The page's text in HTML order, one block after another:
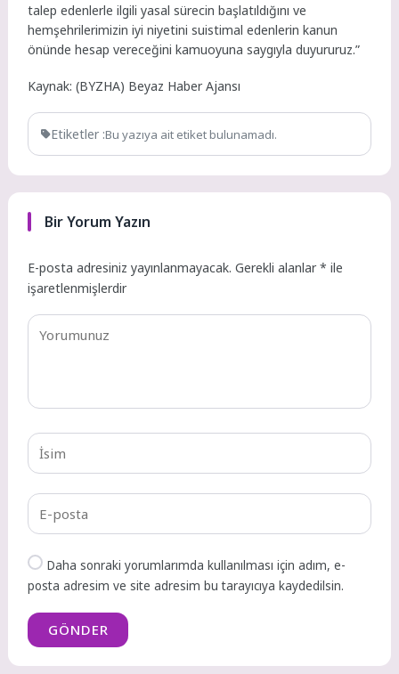
talep edenlerle ilgili yasal sürecin başlatıldığını ve
hemşehrilerimizin iyi niyetini suistimal edenlerin kanun
önünde hesap vereceğini kamuoyuna saygıyla duyururuz.”
Kaynak: (BYZHA) Beyaz Haber Ajansı
Etiketler :Bu yazıya ait etiket bulunamadı.
Bir Yorum Yazın
E-posta adresiniz yayınlanmayacak. Gerekli alanlar* ile
işaretlenmişlerdir
Daha sonraki yorumlarımda kullanılması için adım, e-
posta adresim ve site adresim bu tarayıcıya kaydedilsin.
GÖNDER